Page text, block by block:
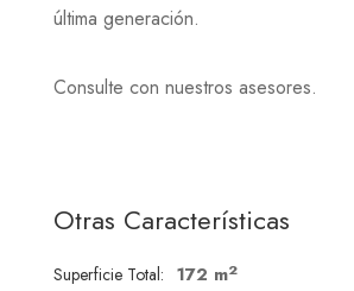
última generación.
Consulte con nuestros asesores.
Otras Características
Superficie Total: 172 m2